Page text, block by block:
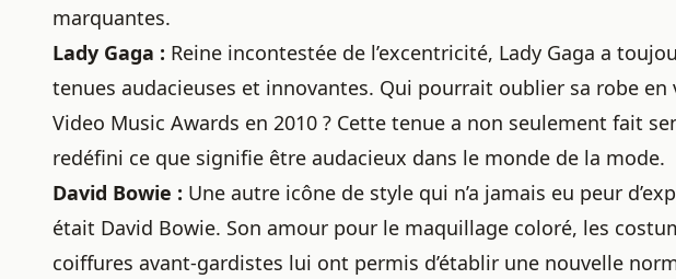
marquantes.
Lady Gaga : Reine incontestée de l’excentricité, Lady Gaga a
tenues audacieuses et innovantes. Qui pourrait oublier sa robe en
Video Music Awards en 2010 ? Cette tenue a non seulement fait
redéfini ce que signifie être audacieux dans le monde de la mode.
David Bowie : Une autre icône de style qui n’a jamais eu peur
était David Bowie. Son amour pour le maquillage coloré, les
coiffures avant-gardistes lui ont permis d’établir une nouvelle